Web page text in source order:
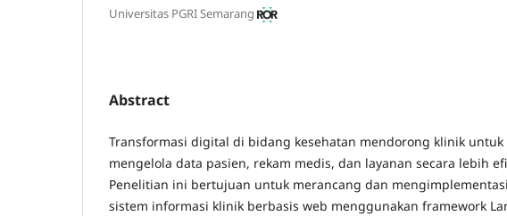
Universitas PGRI Semarang
Abstract
Transformasi digital di bidang kesehatan mendorong klinik untuk
mengelola data pasien, rekam medis, dan layanan secara lebih
Penelitian ini bertujuan untuk merancang dan
sistem informasi klinik berbasis web menggunakan framework